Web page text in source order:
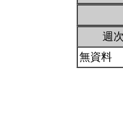
週次
無資料